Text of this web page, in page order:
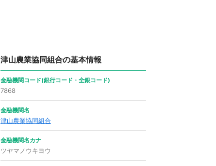
津山農業協同組合の基本情報
金融機関コード(銀行コード・全銀コード)
7868
金融機関名
津山農業協同組合
金融機関名カナ
ツヤマノウキヨウ